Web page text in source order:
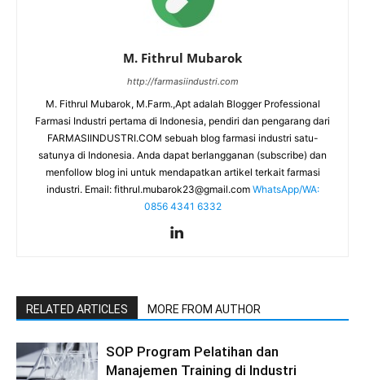
M. Fithrul Mubarok
http://farmasiindustri.com
M. Fithrul Mubarok, M.Farm.,Apt adalah Blogger Professional
Farmasi Industri pertama di Indonesia, pendiri dan pengarang dari
FARMASIINDUSTRI.COM sebuah blog farmasi industri satu-
satunya di Indonesia. Anda dapat berlangganan (subscribe) dan
menfollow blog ini untuk mendapatkan artikel terkait farmasi
industri. Email: fithrul.mubarok23@gmail.com WhatsApp/WA:
0856 4341 6332
RELATED ARTICLES MORE FROM AUTHOR
SOP Program Pelatihan dan
Manajemen Training di Industri